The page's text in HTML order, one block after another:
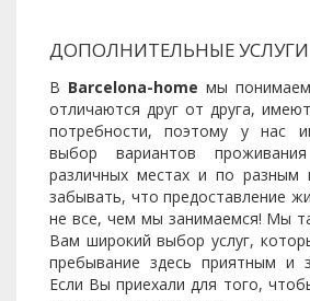
ДОПОЛНИТЕЛЬНЫЕ УСЛУГИ
В Barcelona-home мы
отличаются друг от друга,
потребности, поэтому у нас
выбор вариантов
различных местах и по разным
забывать, что предоставление
не все, чем мы занимаемся! Мы
Вам широкий выбор услуг,
пребывание здесь приятным и
Если Вы приехали для того,